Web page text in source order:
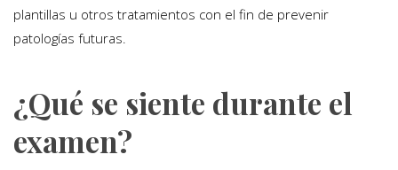
plantillas u otros tratamientos con el fin de prevenir
patologías futuras.
¿Qué se siente durante el
examen?